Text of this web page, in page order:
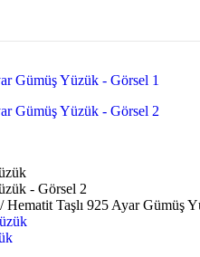
/ Hematit Taşlı 925 Ayar Gümüş